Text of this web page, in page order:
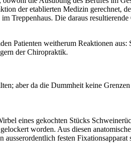
der etablierten Medizin gerechnet,
Treppenhaus. Die daraus
Patienten weitherum Reaktionen aus:
der Chiropraktik.
aber da die Dummheit keine
eines gekochten Stücks
worden. Aus diesen
festen Fixationsapparat